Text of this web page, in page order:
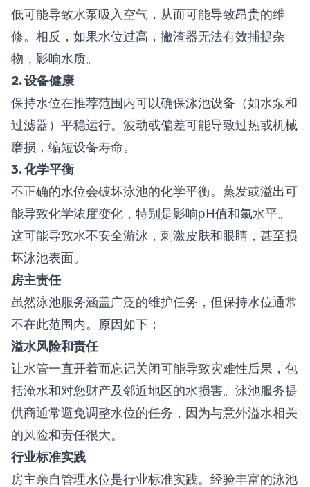
低可能导致水泵吸入空气，从而可能导致昂贵的维
修。相反，如果水位过高，撇渣器无法有效捕捉杂
物，影响水质。
2.设备健康
保持水位在推荐范围内可以确保泳池设备（如水泵和
过滤器）平稳运行。波动或偏差可能导致过热或机械
磨损，缩短设备寿命。
3.化学平衡
不正确的水位会破坏泳池的化学平衡。蒸发或溢出可
能导致化学浓度变化，特别是影响pH值和氯水平。
这可能导致水不安全游泳，刺激皮肤和眼睛，甚至损
坏泳池表面。
房主责任
虽然泳池服务涵盖广泛的维护任务，但保持水位通常
不在此范围内。原因如下：
溢水风险和责任
让水管一直开着而忘记关闭可能导致灾难性后果，包
括淹水和对您财产及邻近地区的水损害。泳池服务提
供商通常避免调整水位的任务，因为与意外溢水相关
的风险和责任很大。
行业标准实践
房主亲自管理水位是行业标准实践。经验丰富的泳池